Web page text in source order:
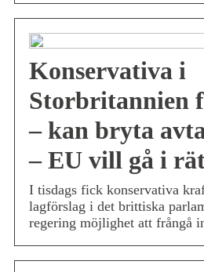
Konservativa i
Storbritannien
– kan bryta
– EU vill gå i
I tisdags fick konservativa
lagförslag i det brittiska
regering möjlighet att frångå